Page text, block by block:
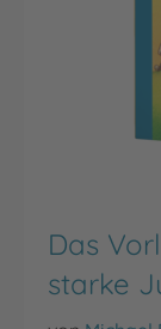
Das
starke